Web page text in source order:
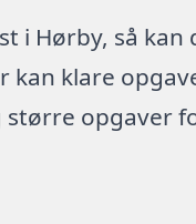
i Hørby, så
klare
opgaver